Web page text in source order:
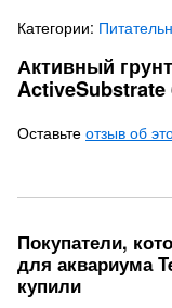
Категории:
Активный
Оставьте отзыв об
Покупатели,
для аквариума
купили